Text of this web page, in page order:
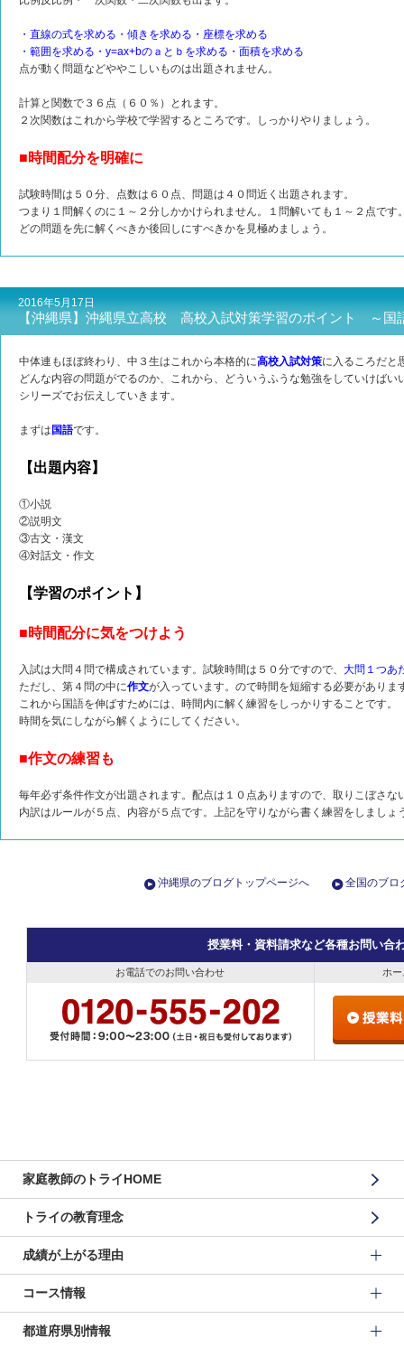
・直線の式を求める・傾きを求める・座標を求める
・範囲を求める・y=ax+bのａとｂを求める・面積を求める
点が動く問題などややこしいものは出題されません。
計算と関数で３６点（６０％）とれます。
２次関数はこれから学校で学習するところです。しっかりやりましょう。
■時間配分を明確に
試験時間は５０分、点数は６０点、問題は４０問近く出題されます。
つまり１問解くのに１～２分しかかけられません。１問解いても１～２点です
どの問題を先に解くべきか後回しにすべきかを見極めましょう。
2016年5月17日
【沖縄県】沖縄県立高校 高校入試対策学習のポイント ～国
中体連もほぼ終わり、中３生はこれから本格的に高校入試対策に入るころだと
どんな内容の問題がでるのか、これから、どういうふうな勉強をしていけばい
シリーズでお伝えしていきます。
まずは 国語です。
【出題内容】
①小説
②説明文
③古文・漢文
④対話文・作文
【学習のポイント】
■時間配分に気をつけよう
入試は大問４問で構成されています。試験時間は５０分ですので、 大問１つあ
ただし、第４問の中に作文が入っています。ので時間を短縮する必要がありま
これから国語を伸ばすためには、時間内に解く練習をしっかりすることです。
時間を気にしながら解くようにしてください。
■作文の練習も
毎年必ず条件作文が出題されます。配点は１０点ありますので、取りこぼさな
内訳はルールが５点、内容が５点です。上記を守りながら書く練習をしましょ
沖縄県のブログトップページへ 全国のブロ
授業料・資料請求など各種お問い合
お電話でのお問い合わせ ホ
家庭教師のトライHOME
トライの教育理念
成績が上がる理由
コース情報
都道府県別情報